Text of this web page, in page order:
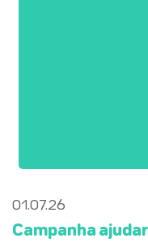
01.07.26
Campanha